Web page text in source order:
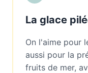
La glace
On l'aime pour
aussi pour la
fruits de mer,